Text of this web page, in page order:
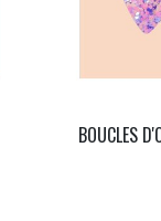
BOUCLES